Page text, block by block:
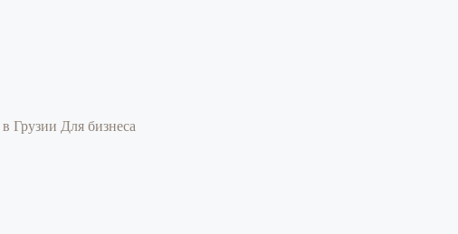
Грузии Для бизнеса